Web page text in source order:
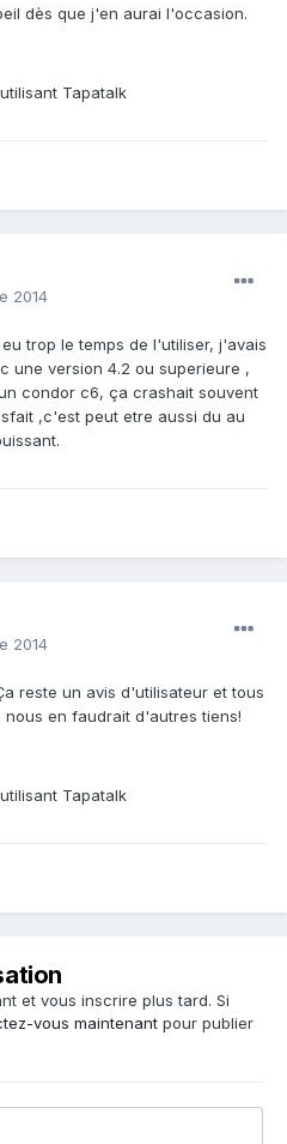
dès que j'en aurai l'occasion.
Tapatalk
2014
trop le temps de l'utiliser, j'avais
une version 4.2 ou superieure ,
condor c6, ça crashait souvent
,c'est peut etre aussi du au
2014
reste un avis d'utilisateur et tous
en faudrait d'autres tiens!
Tapatalk
et vous inscrire plus tard. Si
vous maintenant pour publier